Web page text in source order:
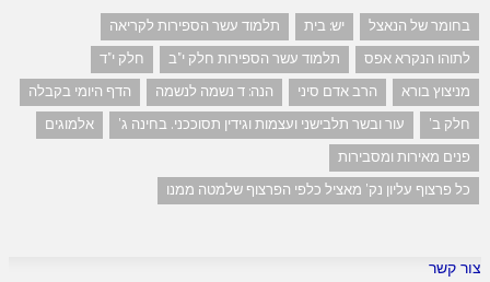
בחומר של הנאצל יש: בית
תלמוד עשר הספירות לקריאה
לתוהו הנקרא אפס
תלמוד עשר הספירות חלק י"ב
חלק י"ד
מניצוץ בורא
הרב אדם סיני הנה: ד נשמה לנשמה
הדף היומי בקבלה
חלק ב'
עור ובשר תלבישני ועצמות וגידין תסוככני. בחינה ג'
אלמוגים
פנים מאירות ומסבירות
כל פרצוף עליון נק' מאציל כלפי הפרצוף שלמטה ממנו
צור קשר